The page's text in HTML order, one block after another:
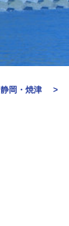
静岡・焼津